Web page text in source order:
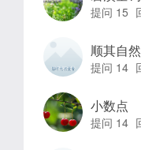
提问 15
顺其自然
提问 14
小数点
提问 14